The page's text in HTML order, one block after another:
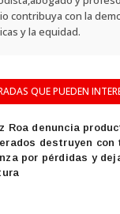
contribuya con la
y la equidad.
QUE PUEDEN
Roa denuncia
destruyen con
por pérdidas y